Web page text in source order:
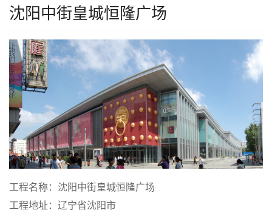
沈阳中街皇城恒隆广场
工程名称：沈阳中街皇城恒隆广场
工程地址：辽宁省沈阳市